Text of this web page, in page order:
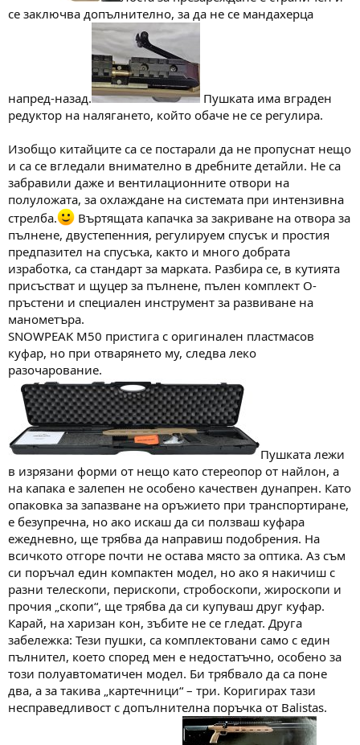
се заключва допълнително, за да не се мандахерца
напред-назад.
Пушката има вграден
редуктор на налягането, който обаче не се регулира.
Изобщо китайците са се постарали да не пропуснат нещо
и са се вгледали внимателно в дребните детайли. Не са
забравили даже и вентилационните отвори на
полуложата, за охлаждане на системата при интензивна
стрелба.
Въртящата капачка за закриване на отвора за
пълнене, двустепенния, регулируем спусък и простия
предпазител на спусъка, както и много добрата
изработка, са стандарт за марката. Разбира се, в кутията
присъстват и щуцер за пълнене, пълен комплект О-
пръстени и специален инструмент за развиване на
манометъра.
SNOWPEAK M50 пристига с оригинален пластмасов
куфар, но при отварянето му, следва леко
разочарование.
Пушката лежи
в изрязани форми от нещо като стереопор от найлон, а
на капака е залепен не особено качествен дунапрен. Като
опаковка за запазване на оръжието при транспортиране,
е безупречна, но ако искаш да си ползваш куфара
ежедневно, ще трябва да направиш подобрения. На
всичкото отгоре почти не остава място за оптика. Аз съм
си поръчал един компактен модел, но ако я накичиш с
разни телескопи, перископи, стробоскопи, жироскопи и
прочия „скопи“, ще трябва да си купуваш друг куфар.
Карай, на харизан кон, зъбите не се гледат. Друга
забележка: Тези пушки, са комплектовани само с един
пълнител, което според мен е недостатъчно, особено за
този полуавтоматичен модел. Би трябвало да са поне
два, а за такива „картечници“ – три. Коригирах тази
несправедливост с допълнителна поръчка от Balistas.